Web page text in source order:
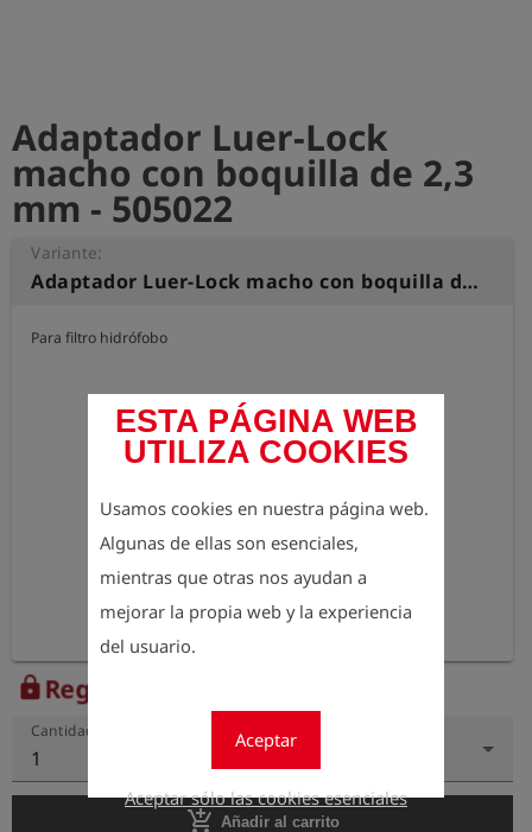
ESTA PÁGINA WEB
UTILIZA COOKIES
Usamos cookies en nuestra página web.
Algunas de ellas son esenciales,
mientras que otras nos ayudan a
mejorar la propia web y la experiencia
del usuario.
Aceptar
Aceptar sólo las cookies esenciales
Adaptador Luer-Lock
macho con boquilla de 2,3
mm - 505022
Variante:
Adaptador Luer-Lock macho con boquilla de 2,3 mm
Para filtro hidrófobo
lock Regístrese para ver el precio
Cantidad
1
add_shopping_cart Añadir al carrito